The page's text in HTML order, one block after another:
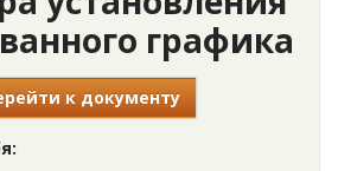
графика
к документу